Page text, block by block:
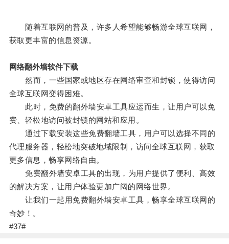
随着互联网的普及，许多人希望能够畅游全球互联网，
获取更丰富的信息资源。
网络翻外墙软件下载
然而，一些国家或地区存在网络审查和封锁，使得访问
全球互联网变得困难。
此时，免费的翻外墙安卓工具应运而生，让用户可以免
费、轻松地访问被封锁的网站和应用。
通过下载安装这些免费翻墙工具，用户可以选择不同的
代理服务器，轻松地突破地域限制，访问全球互联网，获取
更多信息，畅享网络自由。
免费翻外墙安卓工具的出现，为用户提供了便利、高效
的解决方案，让用户体验更加广阔的网络世界。
让我们一起用免费翻外墙安卓工具，畅享全球互联网的
奇妙！。
#37#